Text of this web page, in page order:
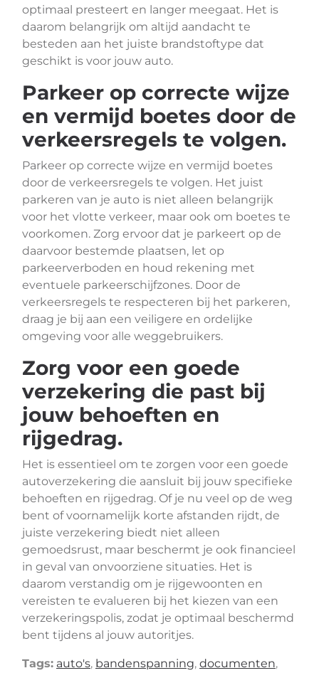
optimaal presteert en langer meegaat. Het is
daarom belangrijk om altijd aandacht te
besteden aan het juiste brandstoftype dat
geschikt is voor jouw auto.
Parkeer op correcte wijze
en vermijd boetes door de
verkeersregels te volgen.
Parkeer op correcte wijze en vermijd boetes
door de verkeersregels te volgen. Het juist
parkeren van je auto is niet alleen belangrijk
voor het vlotte verkeer, maar ook om boetes te
voorkomen. Zorg ervoor dat je parkeert op de
daarvoor bestemde plaatsen, let op
parkeerverboden en houd rekening met
eventuele parkeerschijfzones. Door de
verkeersregels te respecteren bij het parkeren,
draag je bij aan een veiligere en ordelijke
omgeving voor alle weggebruikers.
Zorg voor een goede
verzekering die past bij
jouw behoeften en
rijgedrag.
Het is essentieel om te zorgen voor een goede
autoverzekering die aansluit bij jouw specifieke
behoeften en rijgedrag. Of je nu veel op de weg
bent of voornamelijk korte afstanden rijdt, de
juiste verzekering biedt niet alleen
gemoedsrust, maar beschermt je ook financieel
in geval van onvoorziene situaties. Het is
daarom verstandig om je rijgewoonten en
vereisten te evalueren bij het kiezen van een
verzekeringspolis, zodat je optimaal beschermd
bent tijdens al jouw autoritjes.
Tags: auto's, bandenspanning, documenten,